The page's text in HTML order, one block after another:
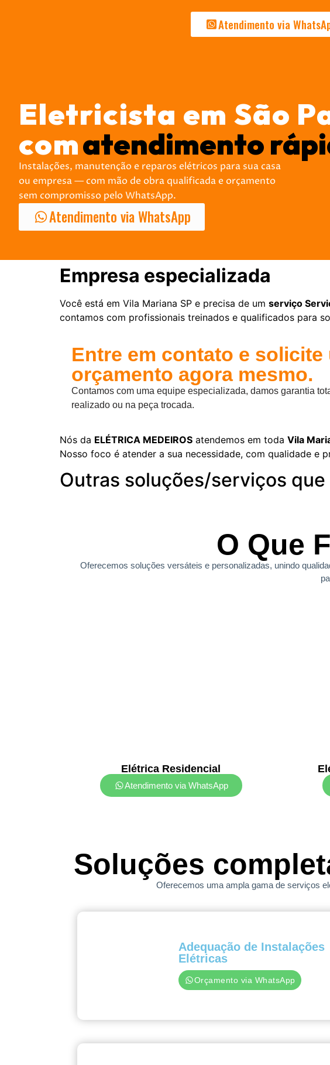
Atendimento via
Eletricista em São
comatendimento
Instalações, manutenção e reparos elétricos para sua casa
ou empresa — com mão de obra qualificada e orçamento
sem compromisso pelo WhatsApp.
Atendimento via WhatsApp
Empresa especializada
Você está em Vila Mariana SP e precisa de um serviço
contamos com profissionais treinados e qualificados para
Entre em contato e solicite
orçamento agora mesmo.
Contamos com uma equipe especializada, damos garantia
realizado ou na peça trocada.
Nós da ELÉTRICA MEDEIROS atendemos em toda Vila
Nosso foco é atender a sua necessidade, com qualidade e
Outras soluções/serviços
O Que
Oferecemos soluções versáteis e personalizadas, unindo
Elétrica Residencial
Atendimento via WhatsApp
Soluções
Oferecemos uma ampla gama de serviços
Adequação de Instalações
Elétricas
Orçamento via WhatsApp